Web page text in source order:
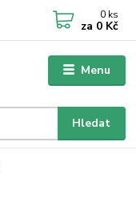
Menu
Hledat
0 ks
za 0 Kč